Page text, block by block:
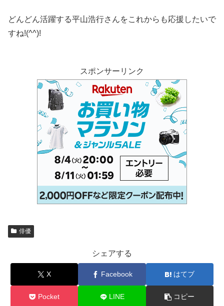
どんどん活躍する平山浩行さんをこれからも応援したいで
すね!(^^)!
スポンサーリンク
俳優
シェアする
X Facebook はてブ
Pocket LINE コピー